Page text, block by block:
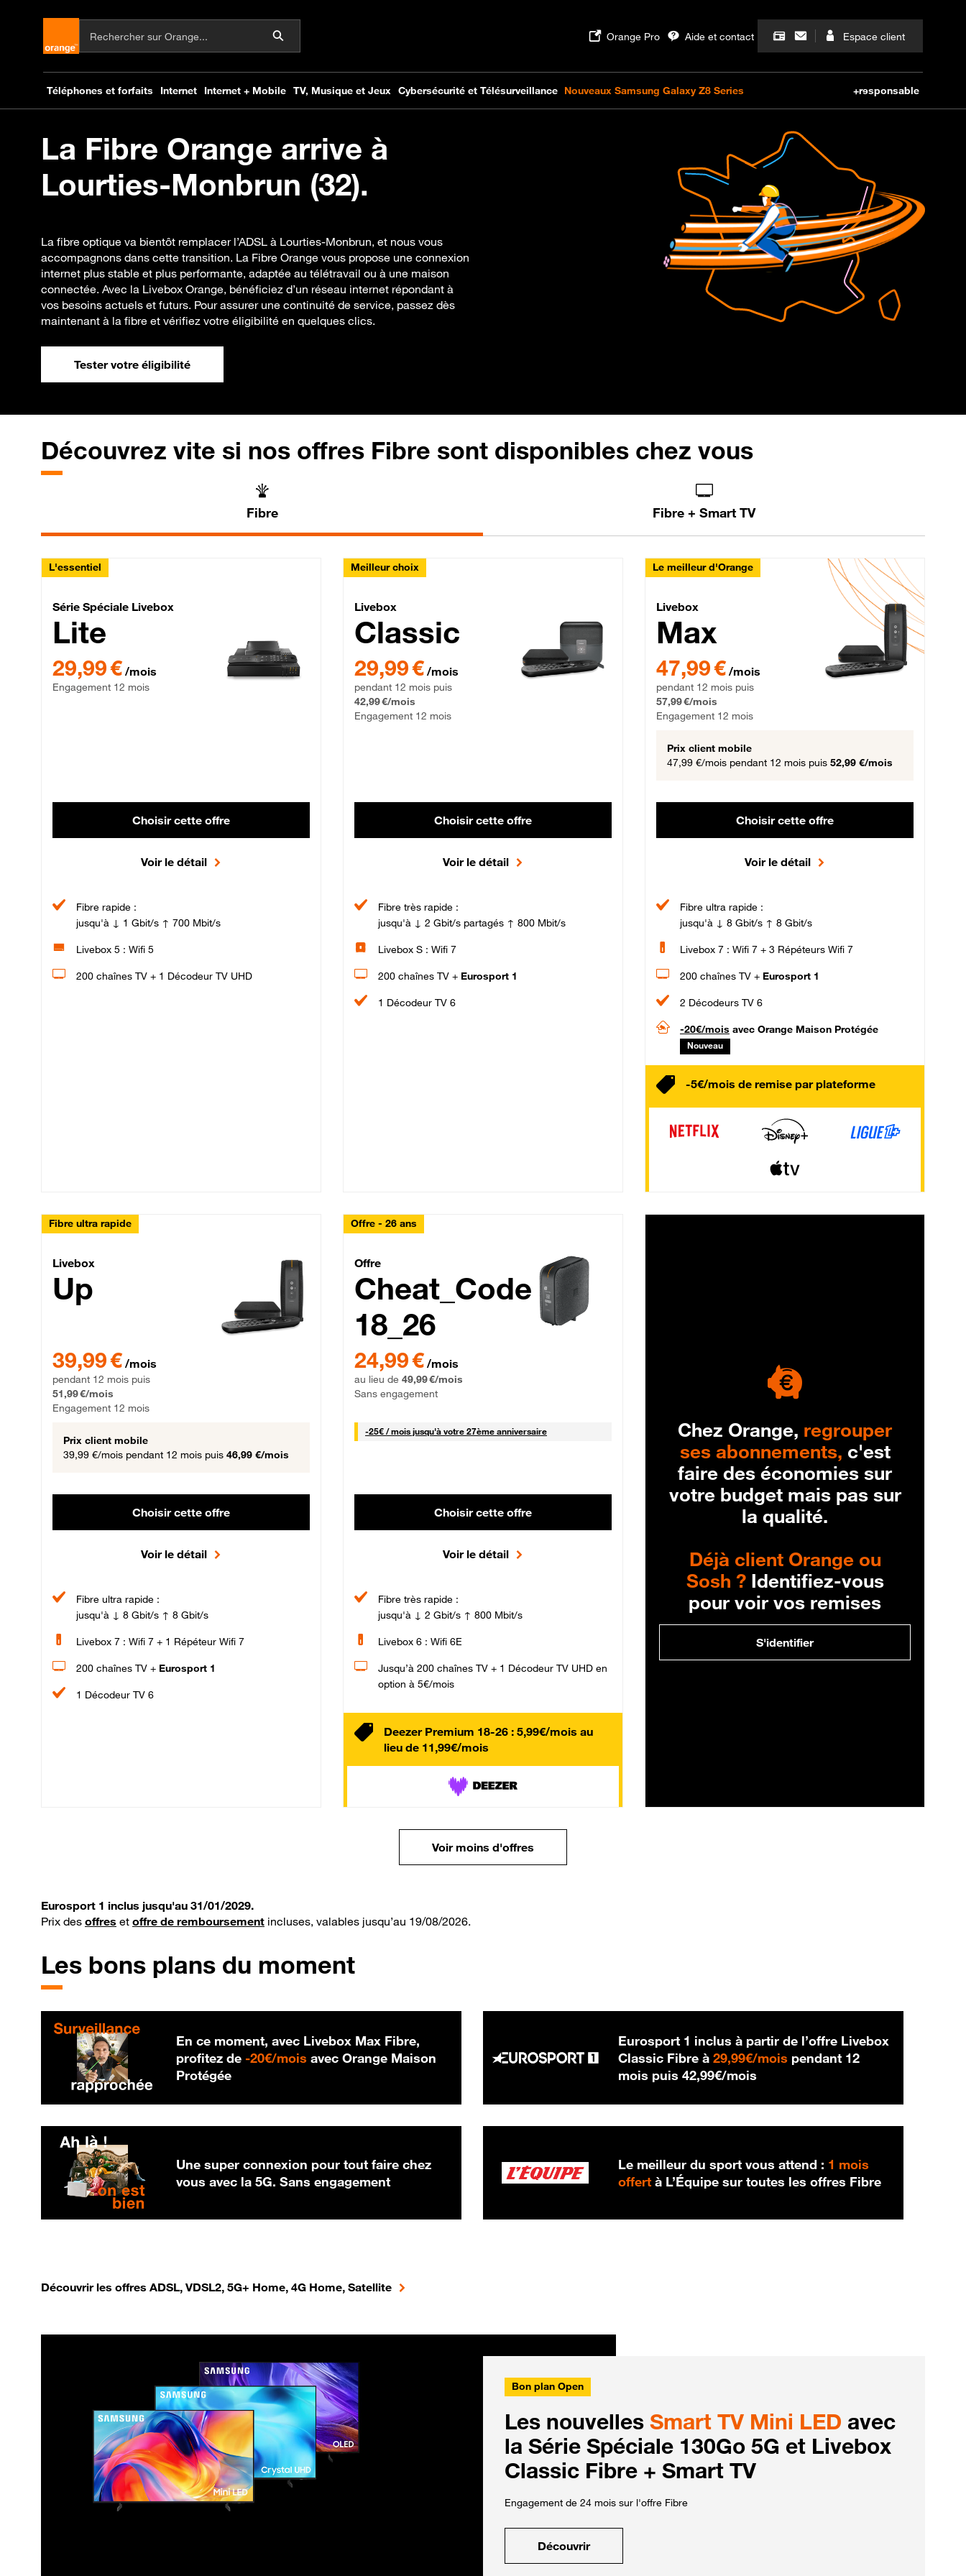
La Fibre Orange arrive à
Lourties-Monbrun (32).
La fibre optique va bientôt remplacer l’ADSL à Lourties-Monbrun, et nous vous
accompagnons dans cette transition. La Fibre Orange vous propose une connexion
internet plus stable et plus performante, adaptée au télétravail ou à une maison
connectée. Avec la Livebox Orange, bénéficiez d’un réseau internet répondant à
vos besoins actuels et futurs. Pour assurer une continuité de service, passez dès
maintenant à la fibre et vérifiez votre éligibilité en quelques clics.
Tester votre éligibilité
Découvrez vite si nos offres Fibre sont disponibles chez vous
Fibre Fibre + Smart TV
L'essentiel
Série Spéciale Livebox Lite Fibre
Série Spéciale Livebox
Lite
29,99 € par mois , Engagement 12 mois
29,99 € /mois
Engagement 12 mois
Choisir cette offre
Voir le détail
Fibre rapide :
jusqu'à ↓ 1 Gbit/s ↑ 700 Mbit/s
Livebox 5 : Wifi 5
200 chaînes TV + 1 Décodeur TV UHD
Meilleur choix
Livebox Classic Fibre
Livebox
Classic
29,99 € par mois pendant 12 mois puis 42,99 € par mois, Engagement 12 mois
29,99 € /mois
pendant 12 mois puis
42,99 €/mois
Engagement 12 mois
Choisir cette offre
Voir le détail
Fibre très rapide :
jusqu'à ↓ 2 Gbit/s partagés ↑ 800 Mbit/s
Livebox S : Wifi 7
200 chaînes TV + Eurosport 1
1 Décodeur TV 6
Le meilleur d'Orange
Livebox Max Fibre
Livebox
Max
47,99 € par mois pendant 12 mois puis 57,99 € par mois,
47,99 € /mois
pendant 12 mois puis
57,99 €/mois
Engagement 12 mois
Prix client mobile
47,99 €/mois pendant 12 mois puis 52,99 €/mois
Choisir cette offre
Voir le détail
Fibre ultra rapide :
jusqu'à ↓ 8 Gbit/s ↑ 8 Gbit/s
Livebox 7 : Wifi 7 + 3 Répéteurs Wifi 7
200 chaînes TV + Eurosport 1
2 Décodeurs TV 6
-20€/mois avec Orange Maison Protégée
Nouveau
-5€/mois de remise par plateforme
Fibre ultra rapide
Livebox Up Fibre
Livebox
Up
39,99 € /mois
pendant 12 mois puis
51,99 €/mois
Engagement 12 mois
Prix client mobile
39,99 €/mois pendant 12 mois puis 46,99 €/mois
Choisir cette offre
Voir le détail
Fibre ultra rapide :
jusqu'à ↓ 8 Gbit/s ↑ 8 Gbit/s
Livebox 7 : Wifi 7 + 1 Répéteur Wifi 7
200 chaînes TV + Eurosport 1
1 Décodeur TV 6
Offre - 26 ans
Cheat_Code Fibre_18_26
Offre
Cheat_Code
18_26
24,99 € /mois
au lieu de 49,99 €/mois
Sans engagement
-25€ / mois25 € par mois
jusqu'à votre 27ème anniversaire
Choisir cette offre
Voir le détail
Fibre très rapide :
jusqu'à ↓ 2 Gbit/s ↑ 800 Mbit/s
Livebox 6 : Wifi 6E
Jusqu’à 200 chaînes TV + 1 Décodeur TV UHD en
option à 5€/mois
Deezer Premium 18-26 : 5,99€/mois au
lieu de 11,99€/mois
Chez Orange, regrouper
ses abonnements, c'est
faire des économies sur
votre budget mais pas sur
la qualité.
Déjà client Orange ou
Sosh ?Identifiez-vous
pour voir vos remises
S'identifier
Voir moins d'offres
Eurosport 1 inclus jusqu'au 31/01/2029.
Prix des offres et offre de remboursement incluses, valables jusqu’au 19/08/2026.
Les bons plans du moment
En ce moment, avec Livebox Max Fibre,
profitez de -20€/mois 20 € par mois
avec Orange Maison
Protégée
Eurosport 1 inclus à partir de l’offre Livebox
Classic Fibre à29,99€/mois 29,99 € par mois
pendant 12
mois puis42,99€/mois
Une super connexion pour tout faire chez
vous avec la 5G. Sans engagement
Le meilleur du sport vous attend : 1 mois
offert à L’Équipe sur toutes les offres Fibre
Découvrir les offres ADSL, VDSL2, 5G+ Home, 4G Home, Satellite
Bon plan Open
Les nouvelles Smart TV Mini LED avec
la Série Spéciale 130Go 5G et Livebox
Classic Fibre + Smart TV
Engagement de 24 mois sur l'offre Fibre
Découvrir